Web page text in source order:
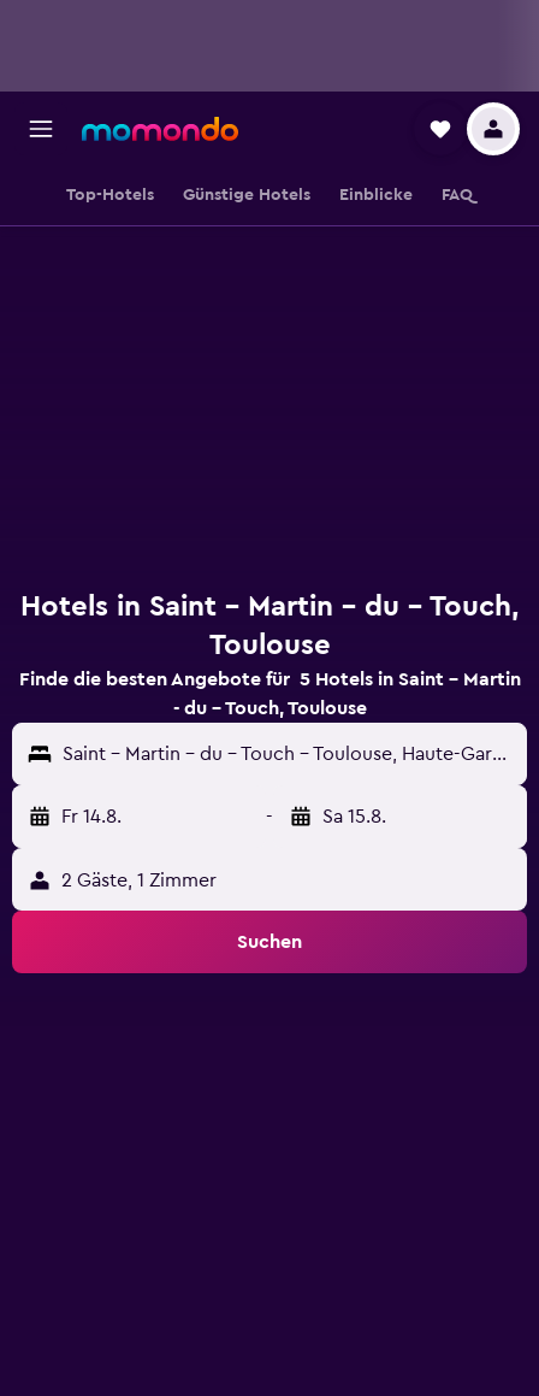
Top-Hotels Günstige Hotels Einblicke FAQ
Hotels in Saint - Martin - du - Touch,
Toulouse
Finde die besten Angebote für 5 Hotels in Saint - Martin
- du - Touch, Toulouse
Saint - Martin - du - Touch - Toulouse, Haute-Garonne, Frankreich
Fr 14.8. - Sa 15.8.
2 Gäste, 1 Zimmer
Suchen